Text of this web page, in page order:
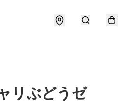
リぶどうゼ